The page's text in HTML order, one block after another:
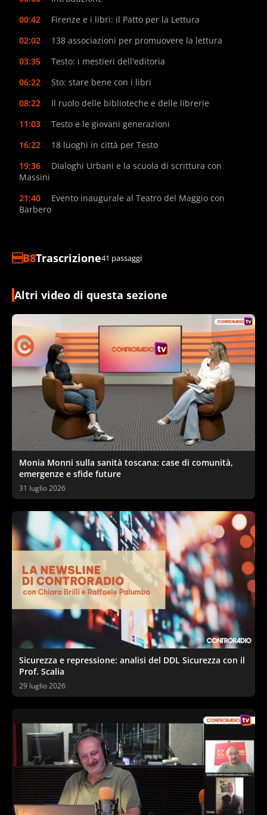
00:42
Firenze e i libri: il Patto per la Lettura
02:02
138 associazioni per promuovere la lettura
03:35
Testo: i mestieri dell'editoria
06:22
Sto: stare bene con i libri
08:22
Il ruolo delle biblioteche e delle librerie
11:03
Testo e le giovani generazioni
16:22
18 luoghi in città per Testo
19:36
Dialoghi Urbani e la scuola di scrittura con
Massini
21:40
Evento inaugurale al Teatro del Maggio con
Barbero
Trascrizione41 passaggi
Altri video di questa sezione
Monia Monni sulla sanità toscana: case di comunità,
emergenze e sfide future
31 luglio 2026
Sicurezza e repressione: analisi del DDL Sicurezza con il
Prof. Scalia
29 luglio 2026